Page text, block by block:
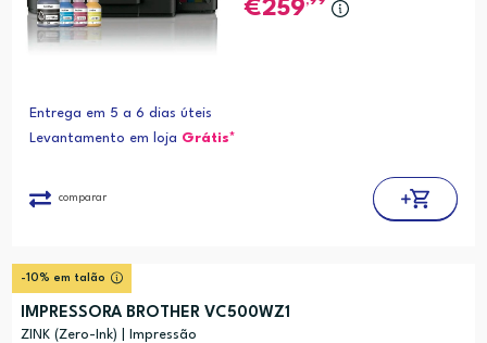
259
Entrega em 5 a 6 dias úteis
Levantamento em loja Grátis*
comparar
-10% em talão
IMPRESSORA BROTHER VC500WZ1
ZINK (Zero-Ink) | Impressão